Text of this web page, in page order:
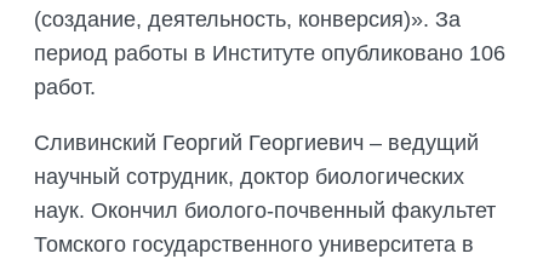
(создание, деятельность, конверсия)». За
период работы в Институте опубликовано 106
работ.
Сливинский Георгий Георгиевич – ведущий
научный сотрудник, доктор биологических
наук. Окончил биолого-почвенный факультет
Томского государственного университета в